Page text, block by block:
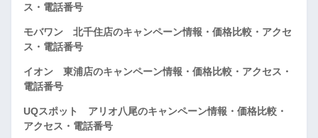
ス・電話番号
モバワン 北千住店のキャンペーン情報・価格比較・アクセ
ス・電話番号
イオン 東浦店のキャンペーン情報・価格比較・アクセス・
電話番号
UQスポット アリオ八尾のキャンペーン情報・価格比較・
アクセス・電話番号